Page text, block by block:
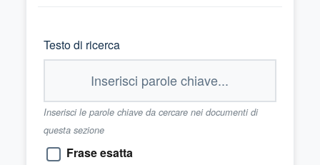
Testo di ricerca
Inserisci le parole chiave da cercare nei documenti di
questa sezione
Frase esatta